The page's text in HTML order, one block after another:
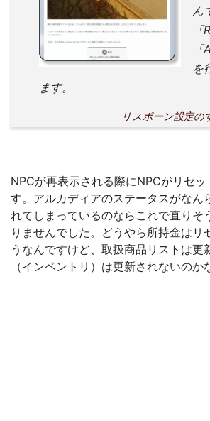
ん
を
ます。
リスポーン設定の
NPCが再表示される際にNPCがリセ
す。アルカディアのステータスがなん
れてしまっているのならこれで直りそ
りませんでした。どうやら所持金はリ
うなんですけど、取扱商品リストは更
（インベントリ）は更新されないのか